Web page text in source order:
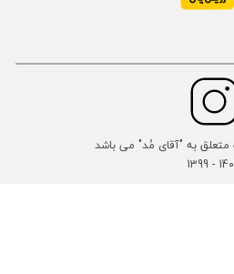
به "آقای مُد" می باشد
- 1399